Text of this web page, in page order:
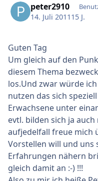
peter2910
14. Juli 2011 15 J.
Guten Tag
Um gleich auf den
diesem Thema
los.Und zwar würde
nutzen das sich
Erwachsene unter
evtl. bilden sich ja
aufjedelfall freue mich
Vorstellen will und uns
Erfahrungen nähern
gleich damit an :-) !!!